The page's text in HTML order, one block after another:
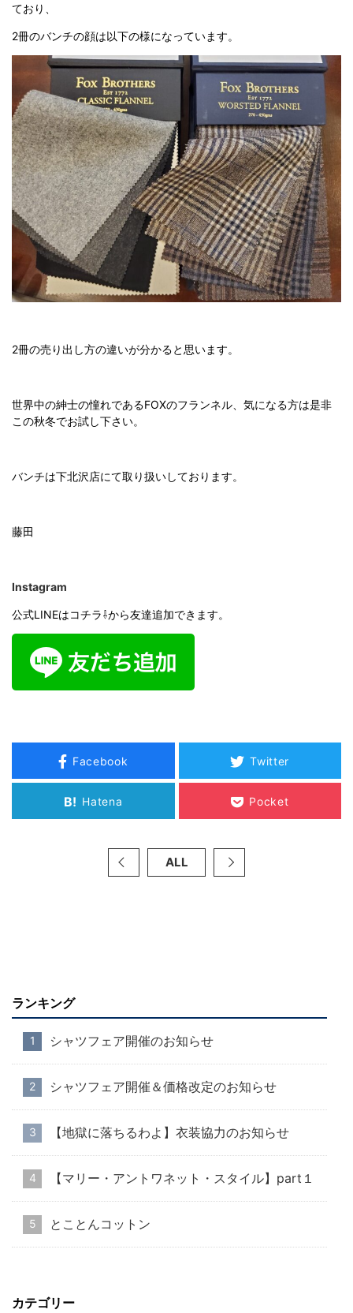
ており、
2冊のバンチの顔は以下の様になっています。
2冊の売り出し方の違いが分かると思います。
世界中の紳士の憧れであるFOXのフランネル、気になる方は是非
この秋冬でお試し下さい。
バンチは下北沢店にて取り扱いしております。
藤田
Instagram
公式LINEはコチラ⇩から友達追加できます。
Facebook Twitter
B! Hatena Pocket
ALL
ランキング
シャツフェア開催のお知らせ
シャツフェア開催＆価格改定のお知らせ
【地獄に落ちるわよ】衣装協力のお知らせ
【マリー・アントワネット・スタイル】part１
とことんコットン
カテゴリー